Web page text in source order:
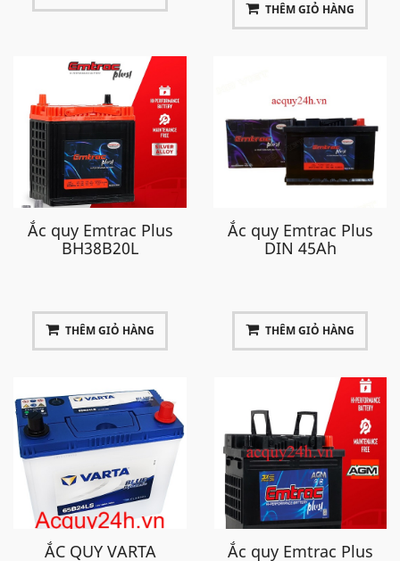
THÊM GIỎ HÀNG
Ắc quy Emtrac Plus
BH38B20L
THÊM GIỎ HÀNG
Ắc quy Emtrac Plus
DIN 45Ah
THÊM GIỎ HÀNG
ẮC QUY VARTA
Ắc quy Emtrac Plus